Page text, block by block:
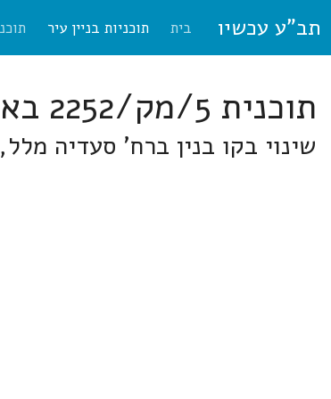
תב"ע עכשיו בית תוכניות בניין עיר
תוכנית 5/מק/2252 באר-שבע
שינוי בקו בנין ברח' סעדיה